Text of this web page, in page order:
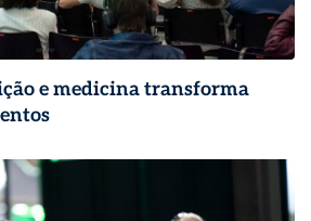
e medicina transforma